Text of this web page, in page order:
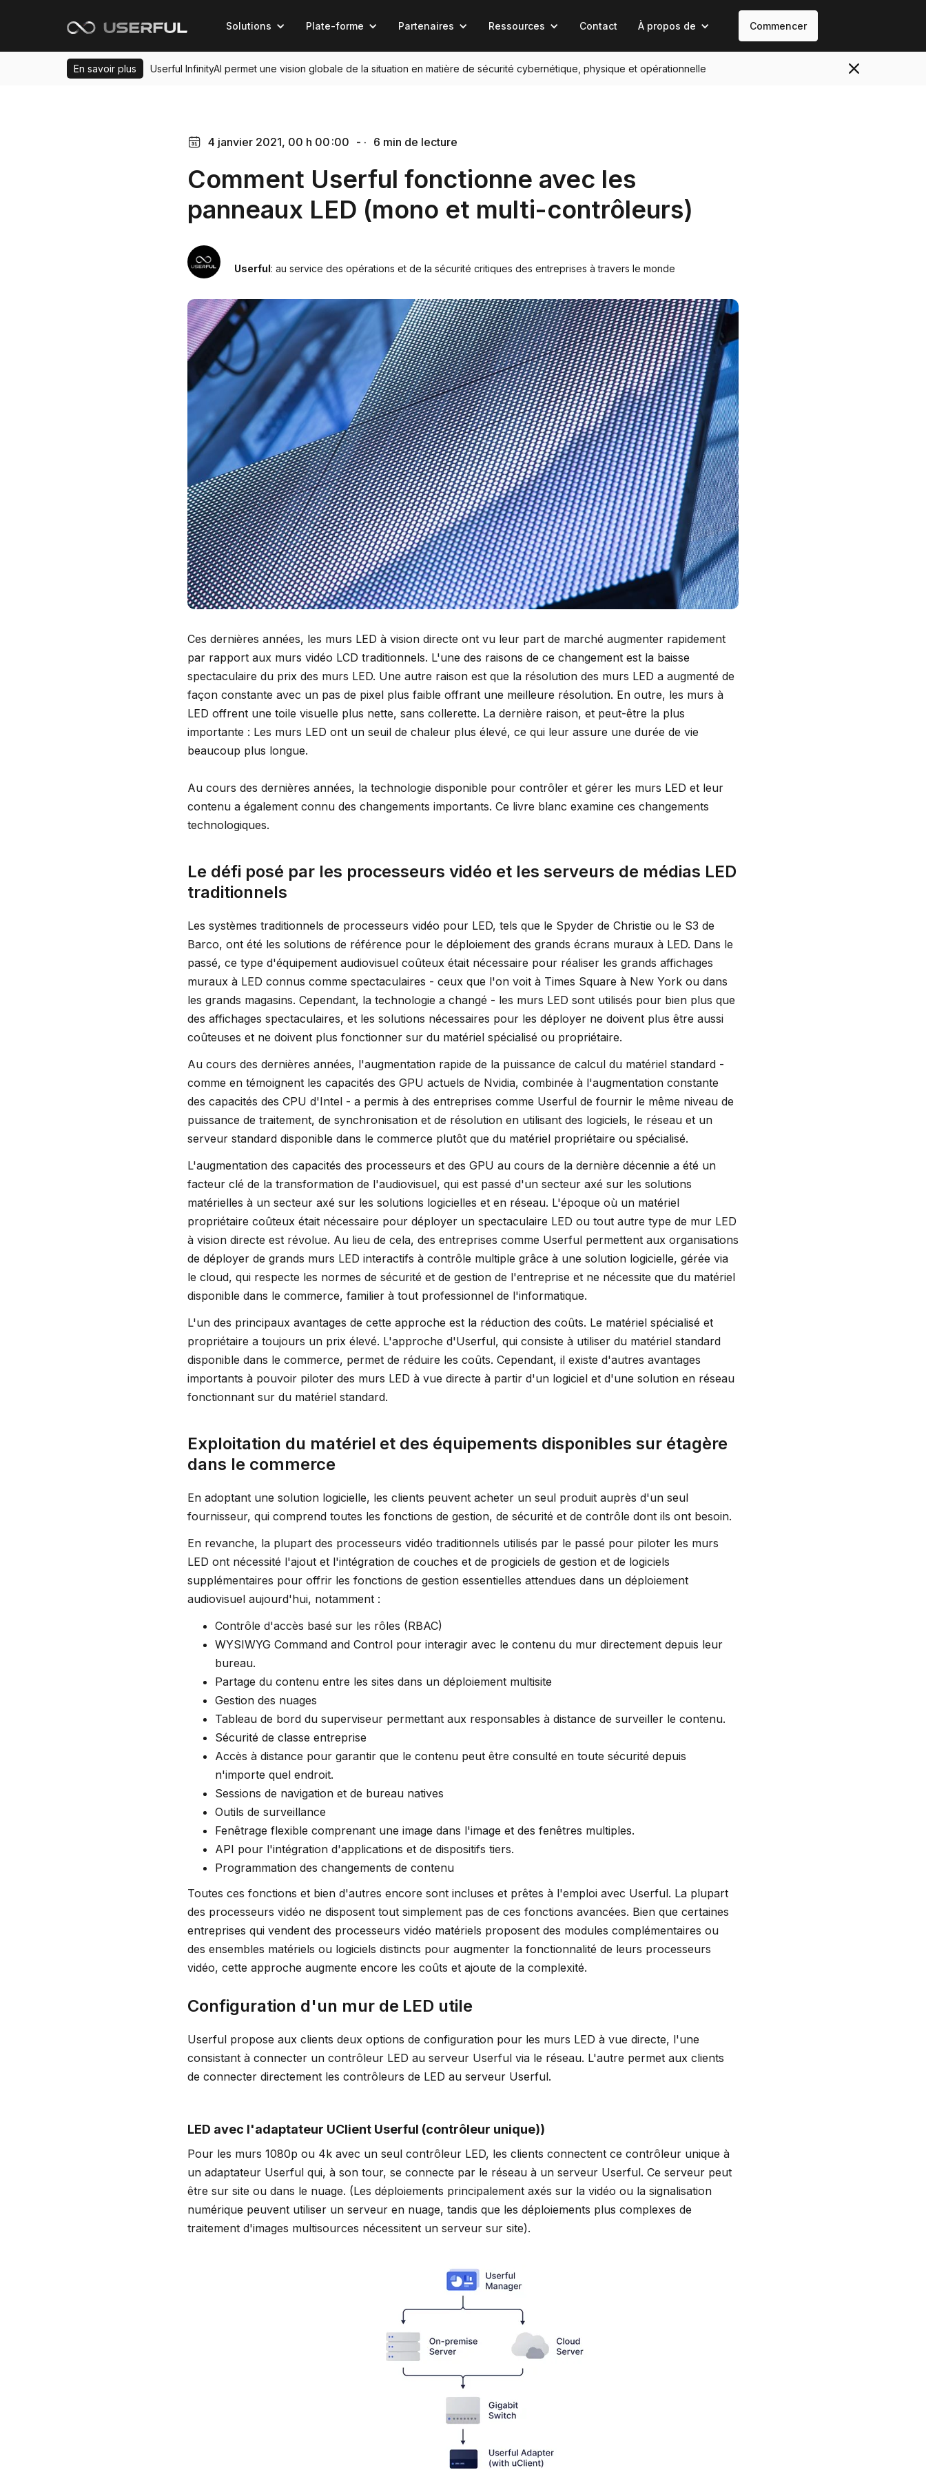
Solutions Plate-forme Partenaires Ressources Contact À propos de Commencer
En savoir plus Userful InfinityAI permet une vision globale de la situation en matière de sécurité cybernétique, physique et opérationnelle
4 janvier 2021, 00 h 00 :00 - · 6 min de lecture
Comment Userful fonctionne avec les
panneaux LED (mono et multi-contrôleurs)
Userful: au service des opérations et de la sécurité critiques des entreprises à travers le monde
Ces dernières années, les murs LED à vision directe ont vu leur part de marché augmenter rapidement
par rapport aux murs vidéo LCD traditionnels. L'une des raisons de ce changement est la baisse
spectaculaire du prix des murs LED. Une autre raison est que la résolution des murs LED a augmenté de
façon constante avec un pas de pixel plus faible offrant une meilleure résolution. En outre, les murs à
LED offrent une toile visuelle plus nette, sans collerette. La dernière raison, et peut-être la plus
importante : Les murs LED ont un seuil de chaleur plus élevé, ce qui leur assure une durée de vie
beaucoup plus longue.
Au cours des dernières années, la technologie disponible pour contrôler et gérer les murs LED et leur
contenu a également connu des changements importants. Ce livre blanc examine ces changements
technologiques.
Le défi posé par les processeurs vidéo et les serveurs de médias LED
traditionnels
Les systèmes traditionnels de processeurs vidéo pour LED, tels que le Spyder de Christie ou le S3 de
Barco, ont été les solutions de référence pour le déploiement des grands écrans muraux à LED. Dans le
passé, ce type d'équipement audiovisuel coûteux était nécessaire pour réaliser les grands affichages
muraux à LED connus comme spectaculaires - ceux que l'on voit à Times Square à New York ou dans
les grands magasins. Cependant, la technologie a changé - les murs LED sont utilisés pour bien plus que
des affichages spectaculaires, et les solutions nécessaires pour les déployer ne doivent plus être aussi
coûteuses et ne doivent plus fonctionner sur du matériel spécialisé ou propriétaire.
Au cours des dernières années, l'augmentation rapide de la puissance de calcul du matériel standard -
comme en témoignent les capacités des GPU actuels de Nvidia, combinée à l'augmentation constante
des capacités des CPU d'Intel - a permis à des entreprises comme Userful de fournir le même niveau de
puissance de traitement, de synchronisation et de résolution en utilisant des logiciels, le réseau et un
serveur standard disponible dans le commerce plutôt que du matériel propriétaire ou spécialisé.
L'augmentation des capacités des processeurs et des GPU au cours de la dernière décennie a été un
facteur clé de la transformation de l'audiovisuel, qui est passé d'un secteur axé sur les solutions
matérielles à un secteur axé sur les solutions logicielles et en réseau. L'époque où un matériel
propriétaire coûteux était nécessaire pour déployer un spectaculaire LED ou tout autre type de mur LED
à vision directe est révolue. Au lieu de cela, des entreprises comme Userful permettent aux organisations
de déployer de grands murs LED interactifs à contrôle multiple grâce à une solution logicielle, gérée via
le cloud, qui respecte les normes de sécurité et de gestion de l'entreprise et ne nécessite que du matériel
disponible dans le commerce, familier à tout professionnel de l'informatique.
L'un des principaux avantages de cette approche est la réduction des coûts. Le matériel spécialisé et
propriétaire a toujours un prix élevé. L'approche d'Userful, qui consiste à utiliser du matériel standard
disponible dans le commerce, permet de réduire les coûts. Cependant, il existe d'autres avantages
importants à pouvoir piloter des murs LED à vue directe à partir d'un logiciel et d'une solution en réseau
fonctionnant sur du matériel standard.
Exploitation du matériel et des équipements disponibles sur étagère
dans le commerce
En adoptant une solution logicielle, les clients peuvent acheter un seul produit auprès d'un seul
fournisseur, qui comprend toutes les fonctions de gestion, de sécurité et de contrôle dont ils ont besoin.
En revanche, la plupart des processeurs vidéo traditionnels utilisés par le passé pour piloter les murs
LED ont nécessité l'ajout et l'intégration de couches et de progiciels de gestion et de logiciels
supplémentaires pour offrir les fonctions de gestion essentielles attendues dans un déploiement
audiovisuel aujourd'hui, notamment :
Contrôle d'accès basé sur les rôles (RBAC)
WYSIWYG Command and Control pour interagir avec le contenu du mur directement depuis leur
bureau.
Partage du contenu entre les sites dans un déploiement multisite
Gestion des nuages
Tableau de bord du superviseur permettant aux responsables à distance de surveiller le contenu.
Sécurité de classe entreprise
Accès à distance pour garantir que le contenu peut être consulté en toute sécurité depuis
n'importe quel endroit.
Sessions de navigation et de bureau natives
Outils de surveillance
Fenêtrage flexible comprenant une image dans l'image et des fenêtres multiples.
API pour l'intégration d'applications et de dispositifs tiers.
Programmation des changements de contenu
Toutes ces fonctions et bien d'autres encore sont incluses et prêtes à l'emploi avec Userful. La plupart
des processeurs vidéo ne disposent tout simplement pas de ces fonctions avancées. Bien que certaines
entreprises qui vendent des processeurs vidéo matériels proposent des modules complémentaires ou
des ensembles matériels ou logiciels distincts pour augmenter la fonctionnalité de leurs processeurs
vidéo, cette approche augmente encore les coûts et ajoute de la complexité.
Configuration d'un mur de LED utile
Userful propose aux clients deux options de configuration pour les murs LED à vue directe, l'une
consistant à connecter un contrôleur LED au serveur Userful via le réseau. L'autre permet aux clients
de connecter directement les contrôleurs de LED au serveur Userful.
LED avec l'adaptateur UClient Userful (contrôleur unique))
Pour les murs 1080p ou 4k avec un seul contrôleur LED, les clients connectent ce contrôleur unique à
un adaptateur Userful qui, à son tour, se connecte par le réseau à un serveur Userful. Ce serveur peut
être sur site ou dans le nuage. (Les déploiements principalement axés sur la vidéo ou la signalisation
numérique peuvent utiliser un serveur en nuage, tandis que les déploiements plus complexes de
traitement d'images multisources nécessitent un serveur sur site).